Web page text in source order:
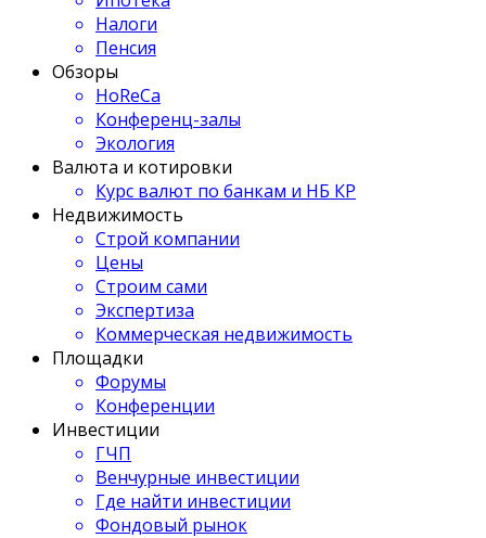
Налоги
Пенсия
Обзоры
HoReCa
Конференц-залы
Экология
Валюта и котировки
Курс валют по банкам и НБ КР
Недвижимость
Строй компании
Цены
Строим сами
Экспертиза
Коммерческая недвижимость
Площадки
Форумы
Конференции
Инвестиции
ГЧП
Венчурные инвестиции
Где найти инвестиции
Фондовый рынок